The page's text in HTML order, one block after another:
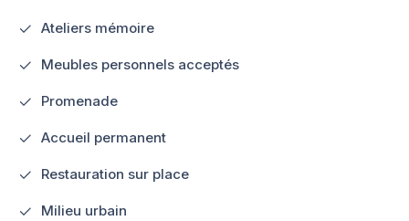
Ateliers mémoire
Meubles personnels acceptés
Promenade
Accueil permanent
Restauration sur place
Milieu urbain